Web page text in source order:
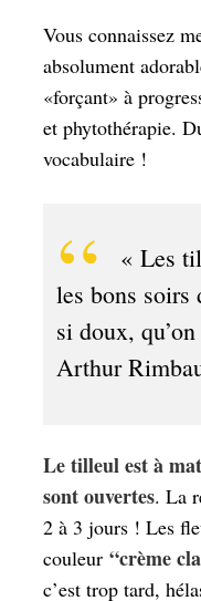
Vous connaissez
absolument
«forçant» à
et phytothérapie.
vocabulaire !
« Les
les bons soirs
si doux,
Arthur
Le tilleul est à
sont ouvertes. La
2 à 3 jours ! Les
couleur “crème
c’est trop tard,